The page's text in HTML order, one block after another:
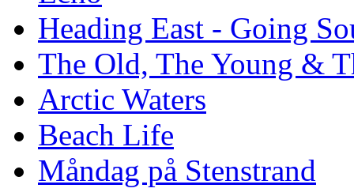
Heading East - Going
The Old, The Young &
Arctic Waters
Beach Life
Måndag på Stenstrand